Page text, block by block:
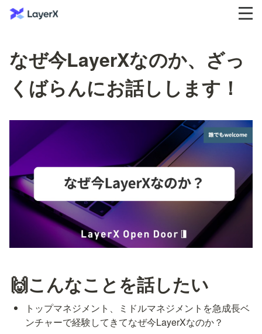
なぜ今LayerXなのか、ざっ
くばらんにお話しします！
🙌こんなことを話したい
トップマネジメント、ミドルマネジメントを急成長ベ
ンチャーで経験してきてなぜ今LayerXなのか？